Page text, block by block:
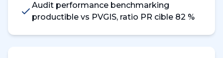
Audit performance benchmarking
productible vs PVGIS, ratio PR cible 82 %